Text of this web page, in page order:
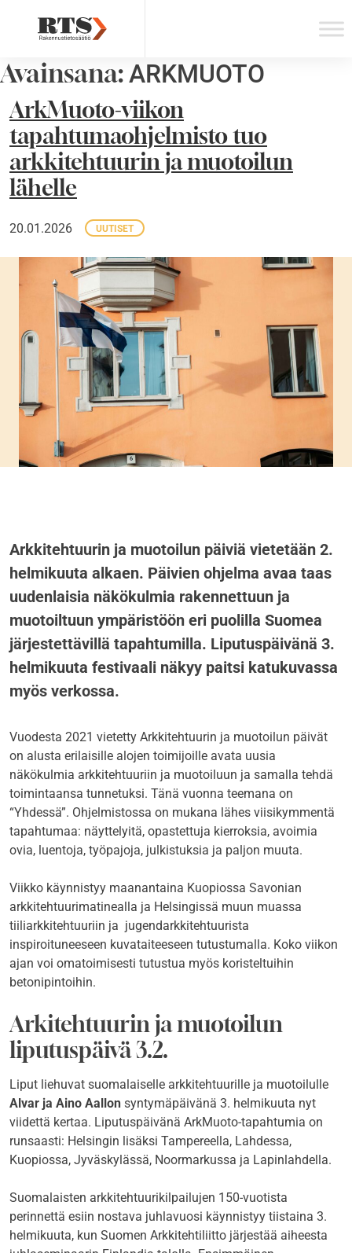
Avainsana:ARKMUOTO
ArkMuoto-viikon
tapahtumaohjelmisto tuo
arkkitehtuurin ja muotoilun
lähelle
20.01.2026 UUTISET
Arkkitehtuurin ja muotoilun päiviä vietetään 2.
helmikuuta alkaen. Päivien ohjelma avaa taas
uudenlaisia näkökulmia rakennettuun ja
muotoiltuun ympäristöön eri puolilla Suomea
järjestettävillä tapahtumilla. Liputuspäivänä 3.
helmikuuta festivaali näkyy paitsi katukuvassa
myös verkossa.
Vuodesta 2021 vietetty Arkkitehtuurin ja muotoilun päivät
on alusta erilaisille alojen toimijoille avata uusia
näkökulmia arkkitehtuuriin ja muotoiluun ja samalla tehdä
toimintaansa tunnetuksi. Tänä vuonna teemana on
“Yhdessä”. Ohjelmistossa on mukana lähes viisikymmentä
tapahtumaa: näyttelyitä, opastettuja kierroksia, avoimia
ovia, luentoja, työpajoja, julkistuksia ja paljon muuta.
Viikko käynnistyy maanantaina Kuopiossa Savonian
arkkitehtuurimatinealla ja Helsingissä muun muassa
tiiliarkkitehtuuriin ja jugendarkkitehtuurista
inspiroituneeseen kuvataiteeseen tutustumalla. Koko viikon
ajan voi omatoimisesti tutustua myös koristeltuihin
betonipintoihin.
Arkitehtuurin ja muotoilun
liputuspäivä 3.2.
Liput liehuvat suomalaiselle arkkitehtuurille ja muotoilulle
Alvar ja Aino Aallon syntymäpäivänä 3. helmikuuta nyt
viidettä kertaa. Liputuspäivänä ArkMuoto-tapahtumia on
runsaasti: Helsingin lisäksi Tampereella, Lahdessa,
Kuopiossa, Jyväskylässä, Noormarkussa ja Lapinlahdella.
Suomalaisten arkkitehtuurikilpailujen 150-vuotista
perinnettä esiin nostava juhlavuosi käynnistyy tiistaina 3.
helmikuuta, kun Suomen Arkkitehtiliitto järjestää aiheesta